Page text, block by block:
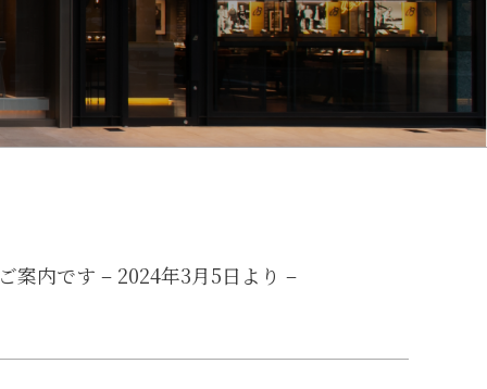
案内です – 2024年3月5日より –